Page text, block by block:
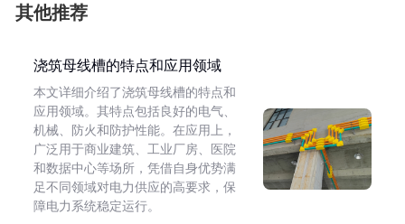
其他推荐
浇筑母线槽的特点和应用领域
本文详细介绍了浇筑母线槽的特点和
应用领域。其特点包括良好的电气、
机械、防火和防护性能。在应用上，
广泛用于商业建筑、工业厂房、医院
和数据中心等场所，凭借自身优势满
足不同领域对电力供应的高要求，保
障电力系统稳定运行。